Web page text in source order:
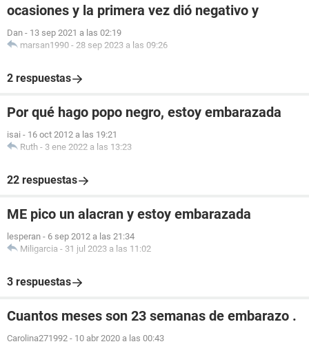
ocasiones y la primera vez dió negativo y
Dan - 13 sep 2021 a las 02:19
marsan1990 - 28 sep 2023 a las 09:26
2 respuestas
Por qué hago popo negro, estoy embarazada
isai - 16 oct 2012 a las 19:21
Ruth - 3 ene 2022 a las 13:23
22 respuestas
ME pico un alacran y estoy embarazada
lesperan - 6 sep 2012 a las 21:34
Miligarcia - 31 jul 2023 a las 11:02
3 respuestas
Cuantos meses son 23 semanas de embarazo .
Carolina271992 - 10 abr 2020 a las 00:43